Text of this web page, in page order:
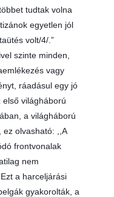
tudtak volna
egyetlen jól
volt/4/.”
szinte minden,
vagy
ráadásul egy jó
világháború
a világháború
ez olvasható: ,,A
frontvonalak
nem
a harceljárási
gyakorolták, a